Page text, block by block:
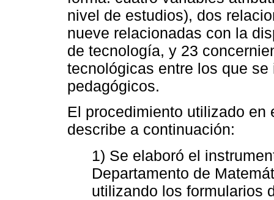
nivel de estudios), dos
nueve relacionadas con la
de tecnología, y 23
tecnológicas entre los que
pedagógicos.
El procedimiento utilizado
describe a continuación:
1) Se elaboró el
Departamento de
utilizando los formularios